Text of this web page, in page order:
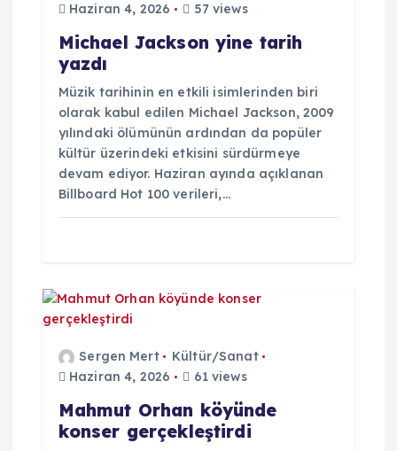
m
Haziran 4, 2026
57 views
Michael Jackson yine tarih
yazdı
Müzik tarihinin en etkili isimlerinden biri
olarak kabul edilen Michael Jackson, 2009
yılındaki ölümünün ardından da popüler
kültür üzerindeki etkisini sürdürmeye
devam ediyor. Haziran ayında açıklanan
Billboard Hot 100 verileri,…
Sergen Mert
Kültür/Sanat
Haziran 4, 2026
61 views
Mahmut Orhan köyünde
konser gerçekleştirdi